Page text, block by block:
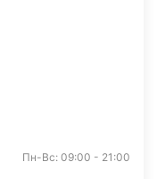
Пн-Вс: 09:00 - 21:00